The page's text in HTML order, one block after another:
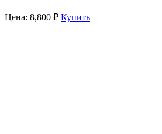
Цена: 8,800 ₽ Купить